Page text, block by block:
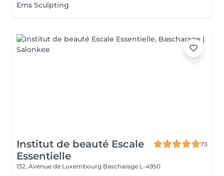
Ems Sculpting
Institut de beauté Escale
Essentielle
73
132, Avenue de Luxembourg Bascharage L-4950